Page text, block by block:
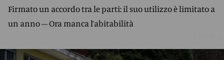
Firmato un accordo tra le parti: il suo utilizzo è limitato a
un anno – Ora manca l’abitabilità